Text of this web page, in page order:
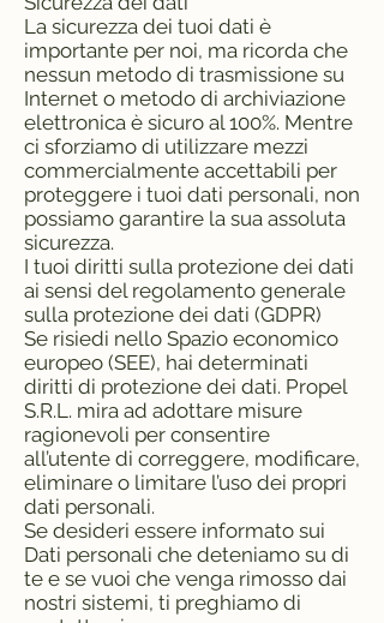
La sicurezza dei tuoi dati è
importante per noi, ma ricorda che
nessun metodo di trasmissione su
Internet o metodo di archiviazione
elettronica è sicuro al 100%. Mentre
ci sforziamo di utilizzare mezzi
commercialmente accettabili per
proteggere i tuoi dati personali, non
possiamo garantire la sua assoluta
sicurezza.
I tuoi diritti sulla protezione dei dati
ai sensi del regolamento generale
sulla protezione dei dati (GDPR)
Se risiedi nello Spazio economico
europeo (SEE), hai determinati
diritti di protezione dei dati. Propel
S.R.L. mira ad adottare misure
ragionevoli per consentire
all’utente di correggere, modificare,
eliminare o limitare l’uso dei propri
dati personali.
Se desideri essere informato sui
Dati personali che deteniamo su di
te e se vuoi che venga rimosso dai
nostri sistemi, ti preghiamo di